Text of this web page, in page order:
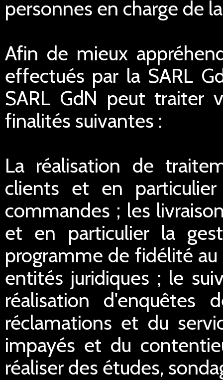
personnes en charge de
Afin de mieux
effectués par la SARL
SARL GdN peut traiter
finalités suivantes :
La réalisation de
clients et en
commandes ; les
et en particulier la
programme de fidélité
entités juridiques ; le
réalisation d'enquêtes
réclamations et du
impayés et du
réaliser des études,